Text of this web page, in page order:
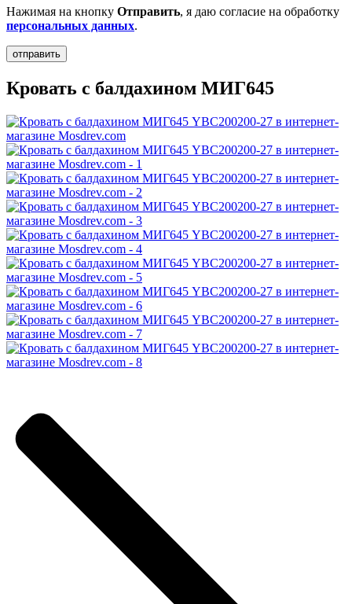
Нажимая на кнопку Отправить, я даю согласие на обработку
персональных данных.
Кровать с балдахином МИГ645